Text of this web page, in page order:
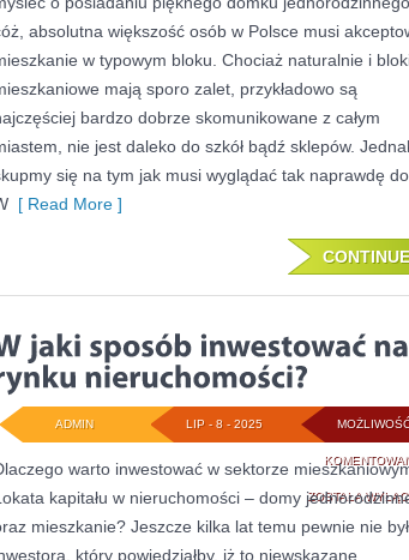
absolutna większość osób w Polsce musi
w typowym bloku. Chociaż naturalnie i
mają sporo zalet, przykładowo są
bardzo dobrze skomunikowane z całym
nie jest daleko do szkół bądź sklepów.
się na tym jak musi wyglądać tak naprawdę
[ Read More ]
CONTINUE
ZOSTAŁA
LIP - 8 - 2025
ADMIN
warto inwestować w sektorze
kapitału w nieruchomości – domy
mieszkanie? Jeszcze kilka lat temu pewnie nie
który powiedziałby, iż to niewskazane